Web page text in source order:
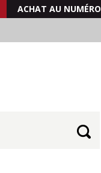
ACHAT AU NUMÉRO